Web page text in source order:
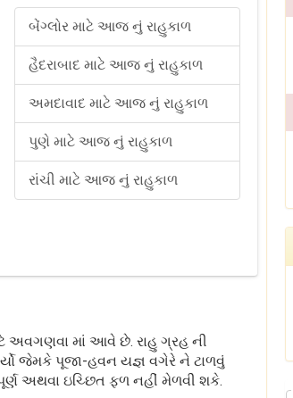
બેંગ્લોર માટે આજ નું રાહુકાળ
હૈદરાબાદ માટે આજ નું રાહુકાળ
અમદાવાદ માટે આજ નું રાહુકાળ
પુણે માટે આજ નું રાહુકાળ
રાંચી માટે આજ નું રાહુકાળ
અવગણવા માં આવે છે. રાહુ ગ્રહ ની
જેમકે પૂજા-હવન યજ્ઞ વગેરે ને ટાળવું
અથવા ઇચ્છિત ફળ નહીં મેળવી શકે.